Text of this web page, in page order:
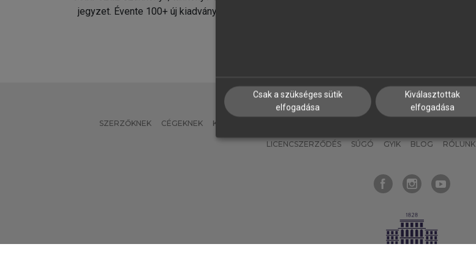
jegyzet. Évente 100+ új kiadvány.
SZERZŐKNEK CÉGEKNEK KÖNYVTÁROSOKNAK
LICENCSZERZŐDÉS SÚGÓ GYIK BLOG RÓLUNK
Csak a szükséges sütik
elfogadása
Kiválasztottak
elfogadása